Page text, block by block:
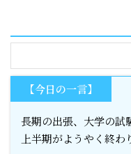
【今日の一言】
長期の出張、大学の試
上半期がようやく終わ